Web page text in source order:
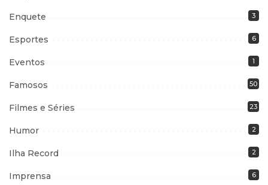
Enquete 3
Esportes 6
Eventos 1
Famosos 50
Filmes e Séries 23
Humor 2
Ilha Record 2
Imprensa 6